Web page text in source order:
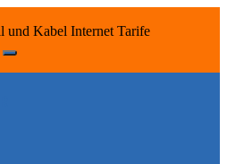
Kabel Internet Tarife